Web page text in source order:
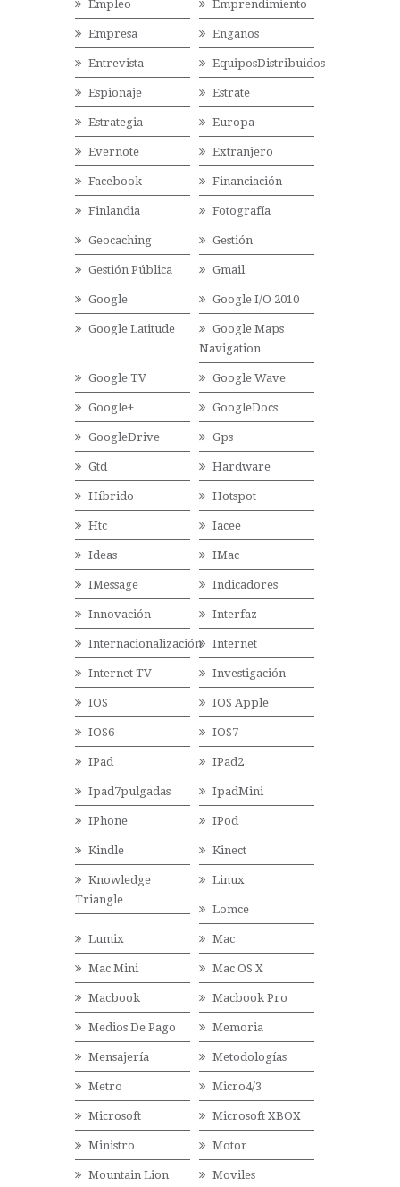
Empleo Emprendimiento
Empresa Engaños
Entrevista EquiposDistribuidos
Espionaje Estrate
Estrategia Europa
Evernote Extranjero
Facebook Financiación
Finlandia Fotografía
Geocaching Gestión
Gestión Pública Gmail
Google Google I/O 2010
Google Latitude
Google Maps
Navigation
Google TV Google Wave
Google+ GoogleDocs
GoogleDrive Gps
Gtd Hardware
Híbrido Hotspot
Htc Iacee
Ideas IMac
IMessage Indicadores
Innovación Interfaz
Internacionalización Internet
Internet TV Investigación
IOS IOS Apple
IOS6 IOS7
IPad IPad2
Ipad7pulgadas IpadMini
IPhone IPod
Kindle Kinect
Knowledge
Triangle
Linux
Lomce
Lumix Mac
Mac Mini Mac OS X
Macbook Macbook Pro
Medios De Pago Memoria
Mensajería Metodologías
Metro Micro4/3
Microsoft Microsoft XBOX
Ministro Motor
Mountain Lion Moviles